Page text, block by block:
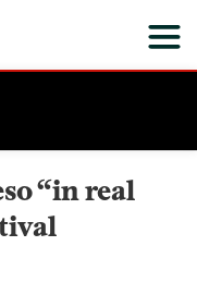
“in real